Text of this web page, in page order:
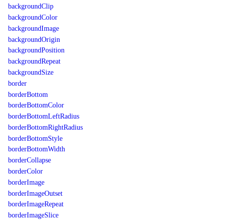
backgroundClip
backgroundColor
backgroundImage
backgroundOrigin
backgroundPosition
backgroundRepeat
backgroundSize
border
borderBottom
borderBottomColor
borderBottomLeftRadius
borderBottomRightRadius
borderBottomStyle
borderBottomWidth
borderCollapse
borderColor
borderImage
borderImageOutset
borderImageRepeat
borderImageSlice